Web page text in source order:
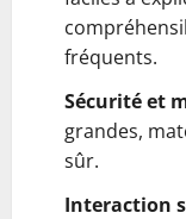
fréquents.
Sécurité et
grandes,
sûr.
Interaction